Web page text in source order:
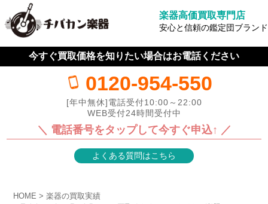
楽器高価買取専門店
安心と信頼の鑑定団ブランド
今すぐ買取価格を知りたい場合はお電話ください
0120-954-550
[年中無休]電話受付10:00～22:00
WEB受付24時間受付中
＼ 電話番号をタップして今すぐ申込↑ ／
よくある質問はこちら
HOME
楽器の買取実績